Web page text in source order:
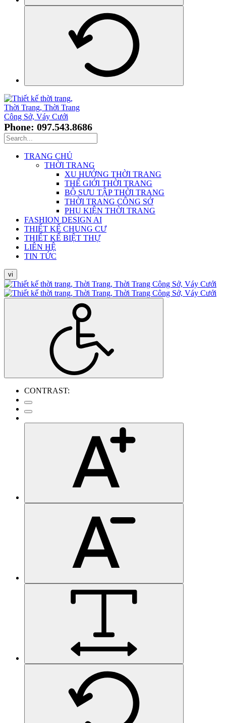
Phone: 097.543.8686
TRANG CHỦ
THỜI TRANG
XU HƯỚNG THỜI TRANG
THẾ GIỚI THỜI TRANG
BỘ SƯU TẬP THỜI TRANG
THỜI TRANG CÔNG SỞ
PHỤ KIỆN THỜI TRANG
FASHION DESIGN AI
THIẾT KẾ CHUNG CƯ
THIẾT KẾ BIỆT THỰ
LIÊN HỆ
TIN TỨC
vi
CONTRAST: